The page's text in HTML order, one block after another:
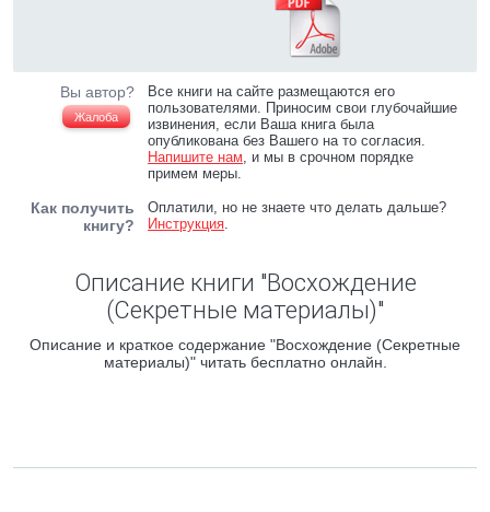
Вы автор?
Жалоба
Все книги на сайте размещаются его
пользователями. Приносим свои глубочайшие
извинения, если Ваша книга была
опубликована без Вашего на то согласия.
Напишите нам, и мы в срочном порядке
примем меры.
Как получить
книгу?
Оплатили, но не знаете что делать дальше?
Инструкция.
Описание книги "Восхождение
(Секретные материалы)"
Описание и краткое содержание "Восхождение (Секретные
материалы)" читать бесплатно онлайн.